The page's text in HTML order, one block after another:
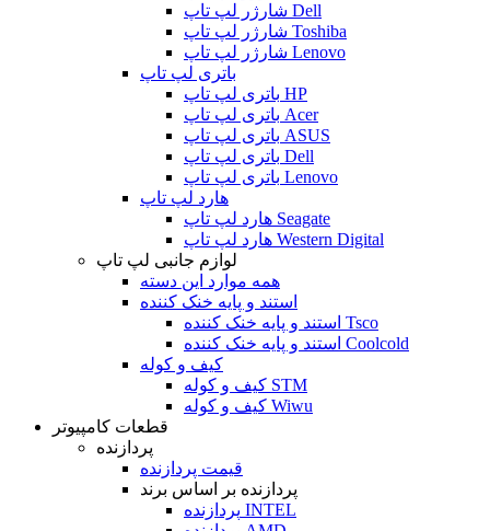
شارژر لپ تاپ Dell
شارژر لپ تاپ Toshiba
شارژر لپ تاپ Lenovo
باتری لپ تاپ
باتری لپ تاپ HP
باتری لپ تاپ Acer
باتری لپ تاپ ASUS
باتری لپ تاپ Dell
باتری لپ تاپ Lenovo
هارد لپ تاپ
هارد لپ تاپ Seagate
هارد لپ تاپ Western Digital
لوازم جانبی لپ تاپ
همه موارد این دسته
استند و پایه خنک کننده
استند و پایه خنک کننده Tsco
استند و پایه خنک کننده Coolcold
کیف و کوله
کیف و کوله STM
کیف و کوله Wiwu
قطعات کامپیوتر
پردازنده
قیمت پردازنده
پردازنده بر اساس برند
پردازنده INTEL